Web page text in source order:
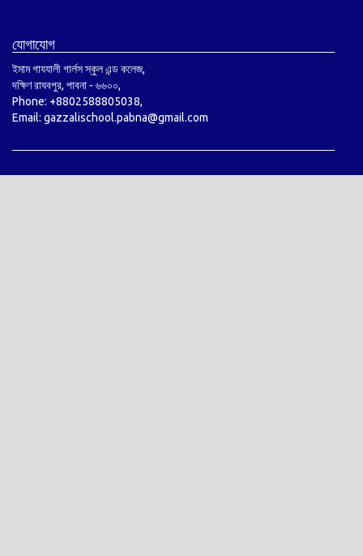
যোগাযোগ
ইমাম গাযযালী গার্লস স্কুল এন্ড কলেজ,
দক্ষিণ রাঘবপুর, পাবনা - ৬৬০০,
Phone: +8802588805038,
Email: gazzalischool.pabna@gmail.com